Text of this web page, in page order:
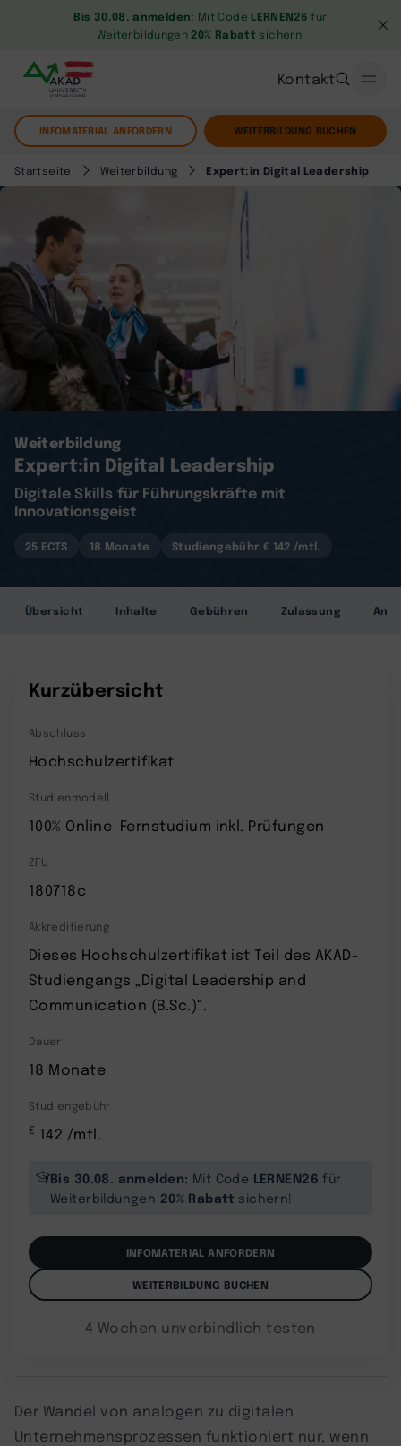
Bis 30.08. anmelden: Mit Code LERNEN26 für
Weiterbildungen20% Rabatt sichern!
Kontakt
INFOMATERIAL ANFORDERN WEITERBILDUNG BUCHEN
Startseite Weiterbildung Expert:in Digital Leadership
Weiterbildung
Expert:in Digital Leadership
Digitale Skills für Führungskräfte mit
Innovationsgeist
25 ECTS 18 Monate Studiengebühr € 142 /mtl.
Übersicht Inhalte Gebühren Zulassung
Kurzübersicht
Abschluss
Hochschulzertifikat
Studienmodell
100% Online-Fernstudium inkl. Prüfungen
ZFU
180718c
Akkreditierung
Dieses Hochschulzertifikat ist Teil des AKAD-
Studiengangs „Digital Leadership and
Communication (B.Sc.)“.
Dauer
18 Monate
Studiengebühr
€ 142 /mtl.
Bis 30.08. anmelden: Mit Code LERNEN26 für
Weiterbildungen 20% Rabatt sichern!
INFOMATERIAL ANFORDERN
WEITERBILDUNG BUCHEN
4 Wochen unverbindlich testen
Der Wandel von analogen zu digitalen
Unternehmensprozessen funktioniert nur, wenn